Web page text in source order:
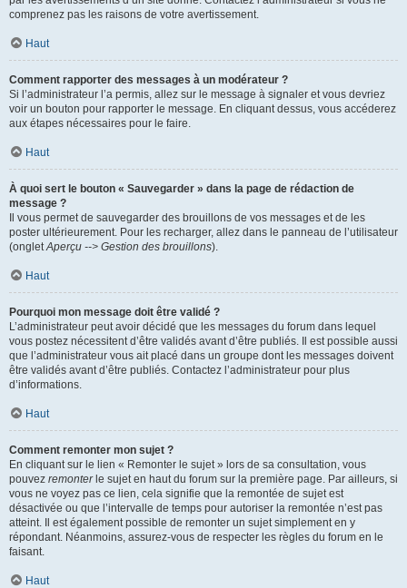
comprenez pas les raisons de votre avertissement.
Haut
Comment rapporter des messages à un modérateur ?
Si l’administrateur l’a permis, allez sur le message à signaler et vous devriez
voir un bouton pour rapporter le message. En cliquant dessus, vous accéderez
aux étapes nécessaires pour le faire.
Haut
À quoi sert le bouton « Sauvegarder » dans la page de rédaction de
message ?
Il vous permet de sauvegarder des brouillons de vos messages et de les
poster ultérieurement. Pour les recharger, allez dans le panneau de l’utilisateur
(ongletAperçu --> Gestion des brouillons).
Haut
Pourquoi mon message doit être validé ?
L’administrateur peut avoir décidé que les messages du forum dans lequel
vous postez nécessitent d’être validés avant d’être publiés. Il est possible aussi
que l’administrateur vous ait placé dans un groupe dont les messages doivent
être validés avant d’être publiés. Contactez l’administrateur pour plus
d’informations.
Haut
Comment remonter mon sujet ?
En cliquant sur le lien « Remonter le sujet » lors de sa consultation, vous
pouvez remonterle sujet en haut du forum sur la première page. Par ailleurs, si
vous ne voyez pas ce lien, cela signifie que la remontée de sujet est
désactivée ou que l’intervalle de temps pour autoriser la remontée n’est pas
atteint. Il est également possible de remonter un sujet simplement en y
répondant. Néanmoins, assurez-vous de respecter les règles du forum en le
faisant.
Haut